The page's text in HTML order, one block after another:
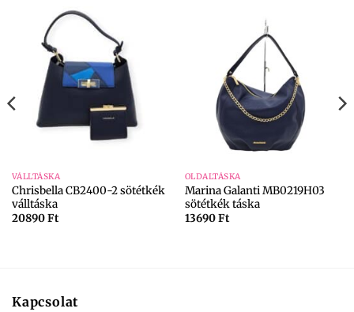
VÁLLTÁSKA
Chrisbella CB2400-2 sötétkék
válltáska
20890Ft
OLDALTÁSKA
Marina Galanti MB0219H03
sötétkék táska
13690Ft
Kapcsolat